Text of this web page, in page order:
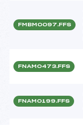
FMBM0097.FFS
FNAM0473.FFS
FNAM0199.FFS